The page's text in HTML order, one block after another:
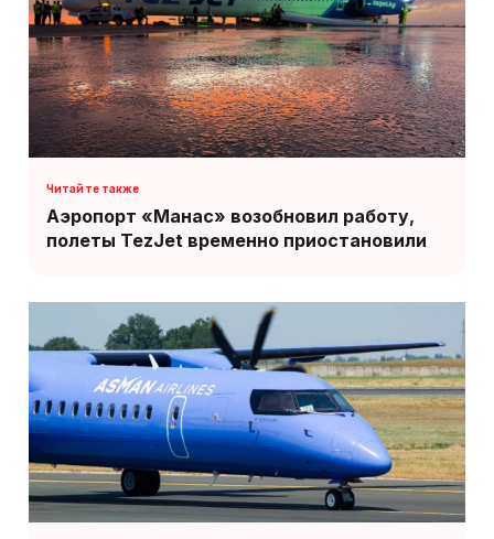
Аэропорт «Манас» возобновил работу,
полеты TezJet временно приостановили